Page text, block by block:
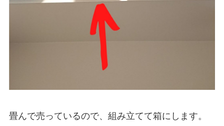
畳んで売っているので、組み立てて箱にします。